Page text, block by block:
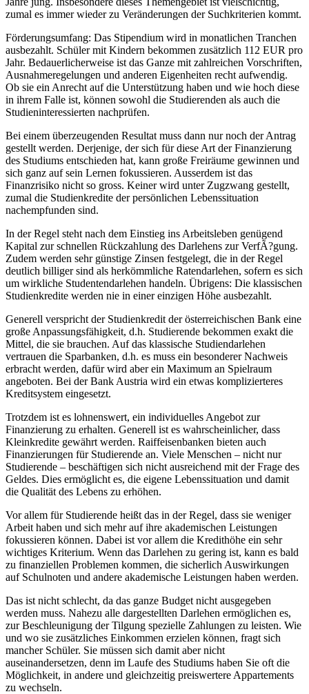
zumal es immer wieder zu Veränderungen der Suchkriterien kommt.
Förderungsumfang: Das Stipendium wird in monatlichen Tranchen
ausbezahlt. Schüler mit Kindern bekommen zusätzlich 112 EUR pro
Jahr. Bedauerlicherweise ist das Ganze mit zahlreichen Vorschriften,
Ausnahmeregelungen und anderen Eigenheiten recht aufwendig.
Ob sie ein Anrecht auf die Unterstützung haben und wie hoch diese
in ihrem Falle ist, können sowohl die Studierenden als auch die
Studieninteressierten nachprüfen.
Bei einem überzeugenden Resultat muss dann nur noch der Antrag
gestellt werden. Derjenige, der sich für diese Art der Finanzierung
des Studiums entschieden hat, kann große Freiräume gewinnen und
sich ganz auf sein Lernen fokussieren. Ausserdem ist das
Finanzrisiko nicht so gross. Keiner wird unter Zugzwang gestellt,
zumal die Studienkredite der persönlichen Lebenssituation
nachempfunden sind.
In der Regel steht nach dem Einstieg ins Arbeitsleben genügend
Kapital zur schnellen Rückzahlung des Darlehens zur VerfÃ?gung.
Zudem werden sehr günstige Zinsen festgelegt, die in der Regel
deutlich billiger sind als herkömmliche Ratendarlehen, sofern es sich
um wirkliche Studentendarlehen handeln. Übrigens: Die klassischen
Studienkredite werden nie in einer einzigen Höhe ausbezahlt.
Generell verspricht der Studienkredit der österreichischen Bank eine
große Anpassungsfähigkeit, d.h. Studierende bekommen exakt die
Mittel, die sie brauchen. Auf das klassische Studiendarlehen
vertrauen die Sparbanken, d.h. es muss ein besonderer Nachweis
erbracht werden, dafür wird aber ein Maximum an Spielraum
angeboten. Bei der Bank Austria wird ein etwas komplizierteres
Kreditsystem eingesetzt.
Trotzdem ist es lohnenswert, ein individuelles Angebot zur
Finanzierung zu erhalten. Generell ist es wahrscheinlicher, dass
Kleinkredite gewährt werden. Raiffeisenbanken bieten auch
Finanzierungen für Studierende an. Viele Menschen – nicht nur
Studierende – beschäftigen sich nicht ausreichend mit der Frage des
Geldes. Dies ermöglicht es, die eigene Lebenssituation und damit
die Qualität des Lebens zu erhöhen.
Vor allem für Studierende heißt das in der Regel, dass sie weniger
Arbeit haben und sich mehr auf ihre akademischen Leistungen
fokussieren können. Dabei ist vor allem die Kredithöhe ein sehr
wichtiges Kriterium. Wenn das Darlehen zu gering ist, kann es bald
zu finanziellen Problemen kommen, die sicherlich Auswirkungen
auf Schulnoten und andere akademische Leistungen haben werden.
Das ist nicht schlecht, da das ganze Budget nicht ausgegeben
werden muss. Nahezu alle dargestellten Darlehen ermöglichen es,
zur Beschleunigung der Tilgung spezielle Zahlungen zu leisten. Wie
und wo sie zusätzliches Einkommen erzielen können, fragt sich
mancher Schüler. Sie müssen sich damit aber nicht
auseinandersetzen, denn im Laufe des Studiums haben Sie oft die
Möglichkeit, in andere und gleichzeitig preiswertere Appartements
zu wechseln.